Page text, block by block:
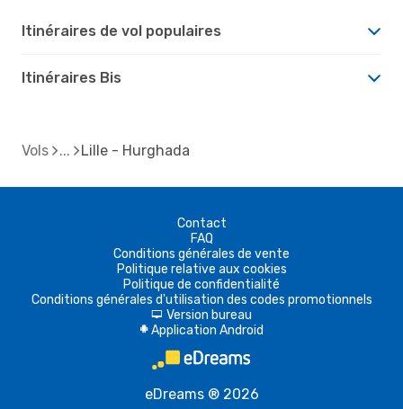
Itinéraires de vol populaires
Itinéraires Bis
Vols Lille - Hurghada
Contact
FAQ
Conditions générales de vente
Politique relative aux cookies
Politique de confidentialité
Conditions générales d'utilisation des codes promotionnels
d Version bureau
A Application Android
eDreams ® 2026